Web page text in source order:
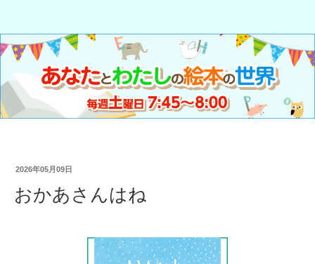
2026年05月09日
おかあさんはね